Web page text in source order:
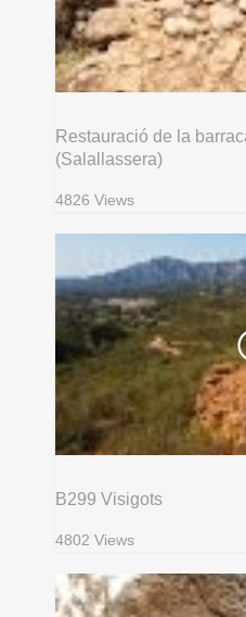
Restauració de la
(Salallassera)
4826 Views
B299 Visigots
4802 Views